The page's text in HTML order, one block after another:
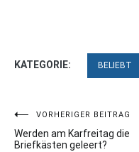
KATEGORIE: BELIEBT
Beitragsnavigation
VORHERIGER BEITRAG
Werden am Karfreitag die
Briefkästen geleert?